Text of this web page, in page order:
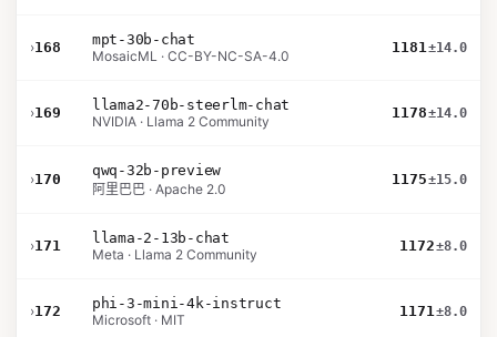
›168
mpt-30b-chat
MosaicML · CC-BY-NC-SA-4.0
1181±14.0
›169
llama2-70b-steerlm-chat
NVIDIA · Llama 2 Community
1178±14.0
›170
qwq-32b-preview
阿里巴巴 · Apache 2.0
1175±15.0
›171
llama-2-13b-chat
Meta · Llama 2 Community
1172±8.0
›172
phi-3-mini-4k-instruct
Microsoft · MIT
1171±8.0